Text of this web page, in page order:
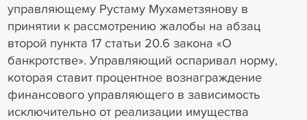
управляющему Рустаму Мухаметзянову в
принятии к рассмотрению жалобы на абзац
второй пункта 17 статьи 20.6 закона «О
банкротстве». Управляющий оспаривал норму,
которая ставит процентное вознаграждение
финансового управляющего в зависимость
исключительно от реализации имущества